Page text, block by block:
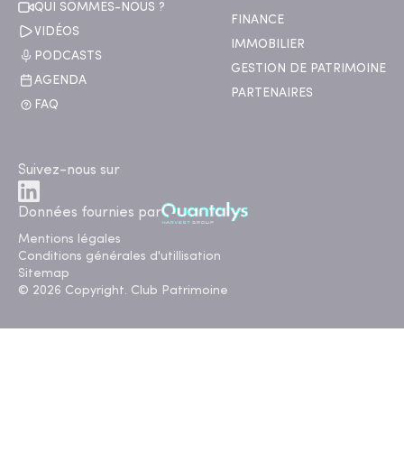
QUI SOMMES-NOUS ?
VIDÉOS
PODCASTS
AGENDA
FAQ
FINANCE
IMMOBILIER
GESTION DE PATRIMOINE
PARTENAIRES
Suivez-nous sur
Données fournies par
Mentions légales
Conditions générales d'utillisation
Sitemap
© 2026 Copyright. Club Patrimoine